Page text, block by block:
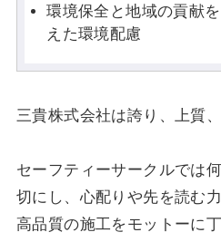
環境保全と地域の貢献
えた環境配慮
三貴株式会社は誇り、上質
セーフティーサークルでは
切にし、心配りや先を読む
高品質の施工をモットーに